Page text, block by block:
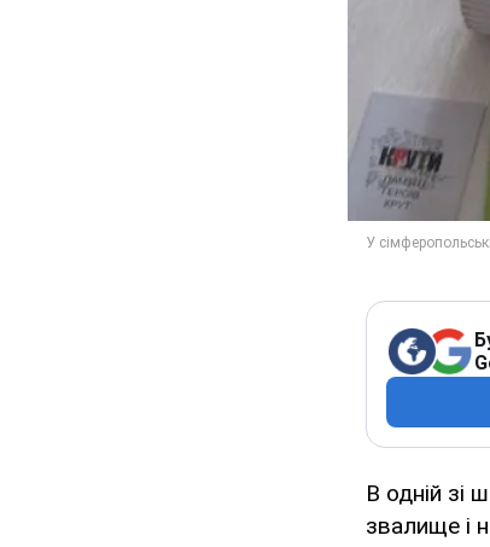
В одній зі
звалище і